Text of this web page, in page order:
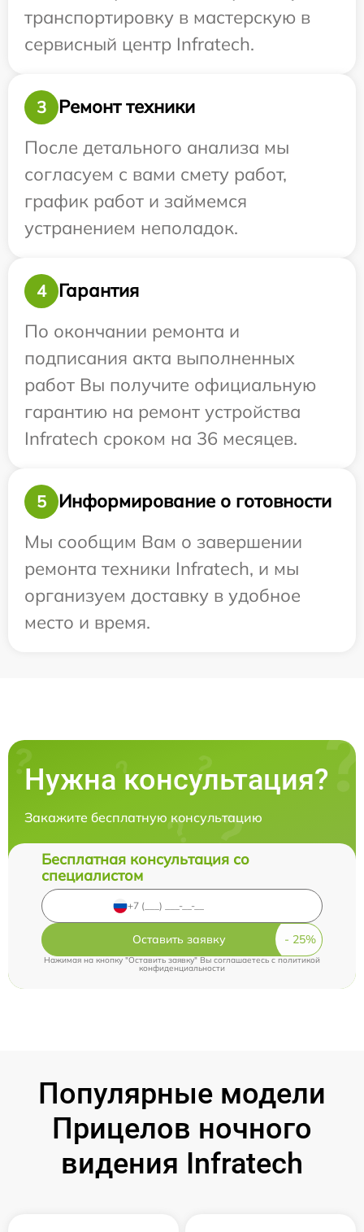
транспортировку в мастерскую в
сервисный центр Infratech.
3
Ремонт техники
После детального анализа мы
согласуем с вами смету работ,
график работ и займемся
устранением неполадок.
4
Гарантия
По окончании ремонта и
подписания акта выполненных
работ Вы получите официальную
гарантию на ремонт устройства
Infratech сроком на 36 месяцев.
5
Информирование о готовности
Мы сообщим Вам о завершении
ремонта техники Infratech, и мы
организуем доставку в удобное
место и время.
Нужна консультация?
Закажите бесплатную консультацию
Бесплатная консультация со
специалистом
Оставить заявку
Нажимая на кнопку "Оставить заявку" Вы соглашаетесь cполитикой
конфиденциальности
Популярные модели
Прицелов ночного
видения Infratech